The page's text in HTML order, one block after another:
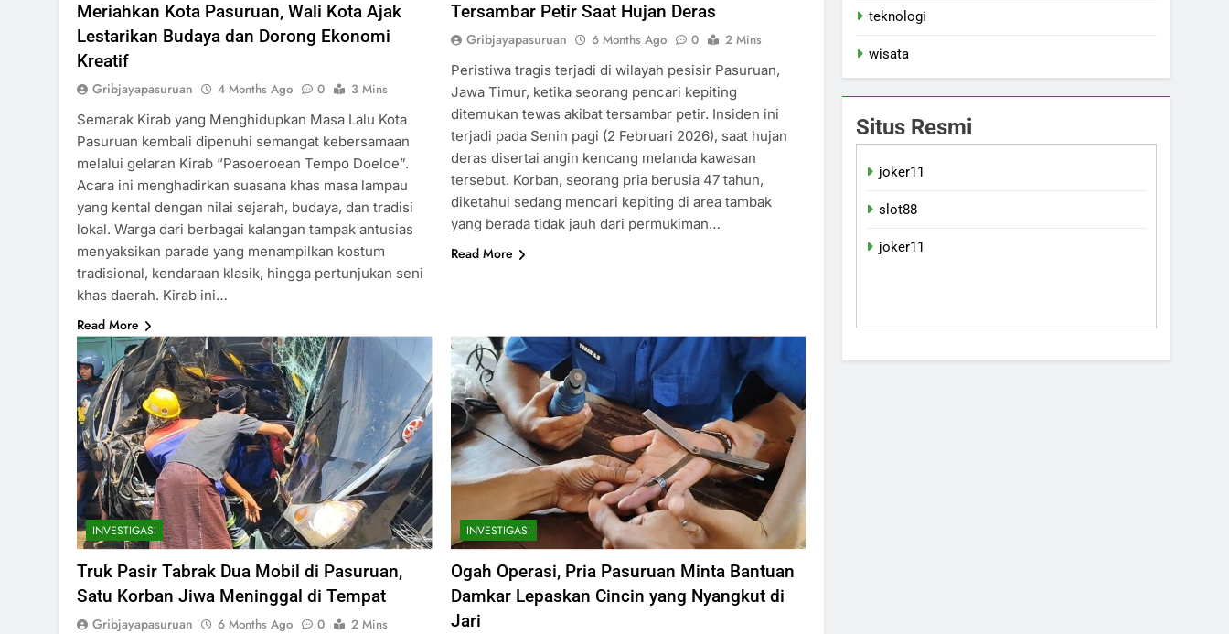
Meriahkan Kota Pasuruan, Wali Kota Ajak
Lestarikan Budaya dan Dorong Ekonomi
Kreatif
Gribjayapasuruan 4 Months Ago 0
3 Mins
Semarak Kirab yang Menghidupkan Masa Lalu Kota
Pasuruan kembali dipenuhi semangat kebersamaan
melalui gelaran Kirab “Pasoeroean Tempo Doeloe”.
Acara ini menghadirkan suasana khas masa lampau
yang kental dengan nilai sejarah, budaya, dan tradisi
lokal. Warga dari berbagai kalangan tampak antusias
menyaksikan parade yang menampilkan kostum
tradisional, kendaraan klasik, hingga pertunjukan seni
khas daerah. Kirab ini…
Read More
Tersambar Petir Saat Hujan Deras
Gribjayapasuruan 6 Months Ago 0
2 Mins
Peristiwa tragis terjadi di wilayah pesisir Pasuruan,
Jawa Timur, ketika seorang pencari kepiting
ditemukan tewas akibat tersambar petir. Insiden ini
terjadi pada Senin pagi (2 Februari 2026), saat hujan
deras disertai angin kencang melanda kawasan
tersebut. Korban, seorang pria berusia 47 tahun,
diketahui sedang mencari kepiting di area tambak
yang berada tidak jauh dari permukiman…
Read More
INVESTIGASI
Truk Pasir Tabrak Dua Mobil di Pasuruan,
Satu Korban Jiwa Meninggal di Tempat
Gribjayapasuruan 6 Months Ago 0
2 Mins
INVESTIGASI
Ogah Operasi, Pria Pasuruan Minta Bantuan
Damkar Lepaskan Cincin yang Nyangkut di
Jari
teknologi
wisata
Situs Resmi
joker11
slot88
joker11